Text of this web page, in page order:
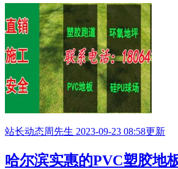
站长动态周先生 2023-09-23 08:58更新
哈尔滨实惠的PVC塑胶地